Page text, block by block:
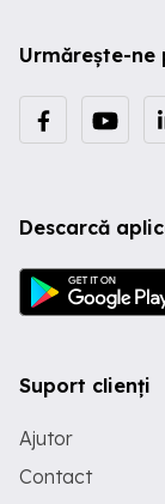
Urmărește-ne
Descarcă
Suport clienți
Ajutor
Contact